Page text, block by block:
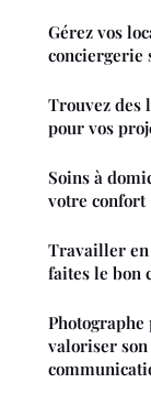
Gérez vos
conciergerie
Trouvez des
pour vos
Soins à
votre confort
Travailler en
faites le bon
valoriser